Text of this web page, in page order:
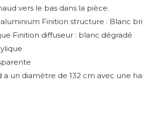
vers le bas dans la pièce.
Finition structure : Blanc
Finition diffuseur : blanc dégradé
un diamètre de 132 cm avec une